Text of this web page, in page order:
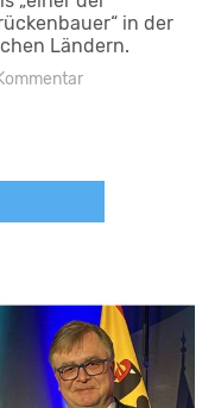
in der
Ländern.